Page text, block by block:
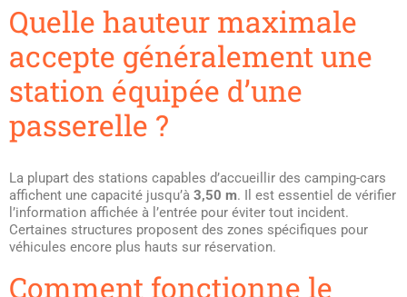
Quelle hauteur maximale
accepte généralement une
station équipée d’une
passerelle ?
La plupart des stations capables d’accueillir des camping-cars
affichent une capacité jusqu’à 3,50 m. Il est essentiel de vérifier
l’information affichée à l’entrée pour éviter tout incident.
Certaines structures proposent des zones spécifiques pour
véhicules encore plus hauts sur réservation.
Comment fonctionne le